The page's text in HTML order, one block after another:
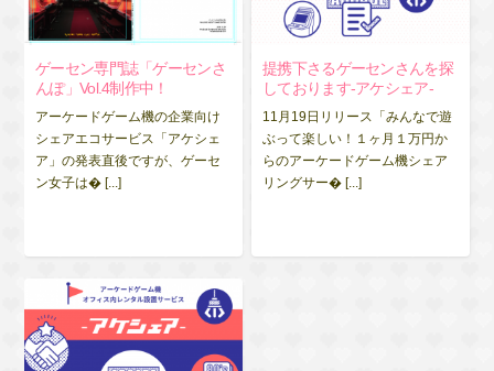
ゲーセン専門誌「ゲーセンさ
んぽ」Vol.4制作中！
アーケードゲーム機の企業向け
シェアエコサービス「アケシェ
ア」の発表直後ですが、ゲーセ
ン女子は� [...]
提携下さるゲーセンさんを探
しております-アケシェア-
11月19日リリース「みんなで遊
ぶって楽しい！１ヶ月１万円か
らのアーケードゲーム機シェア
リングサー� [...]